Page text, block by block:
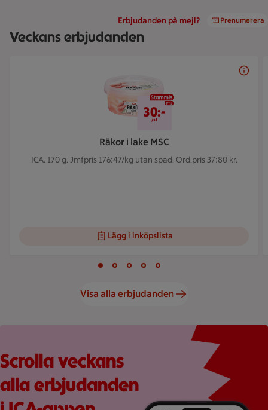
Erbjudanden på mejl? Prenumerera
Veckans erbjudanden
Räkor i lake MSC
ICA. 170 g. Jmfpris 176:47/kg utan spad. Ord.pris 37:80 kr.
30 kr/st
30:-
/st
Lägg i inköpslista
Bild 1 av 5
Bild 2 av 5
Bild 3 av 5Bild 4 av 5
Visa alla erbjudanden
Röd bakgrund med stor rosa splash, en mobilskärmvy som
Scrolla veckans
alla erbjudanden